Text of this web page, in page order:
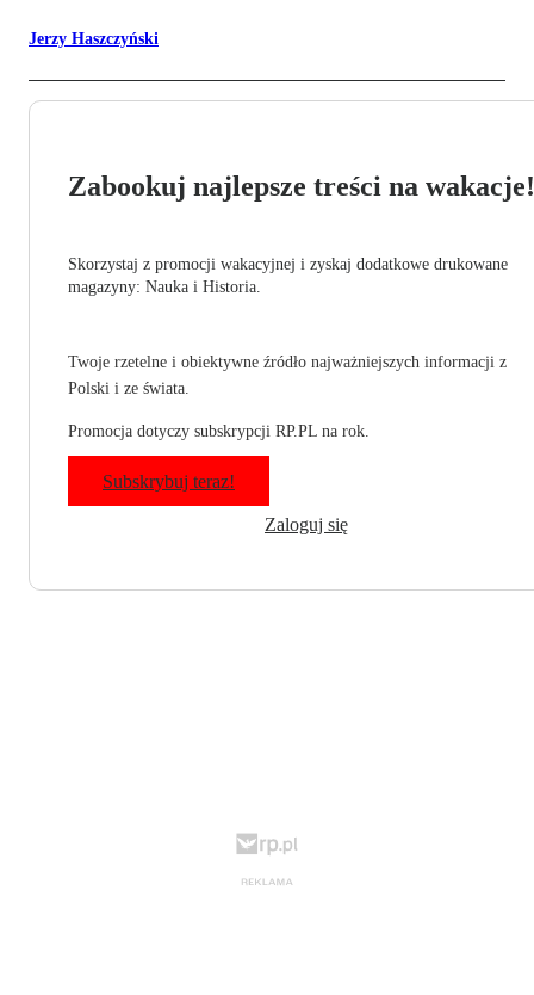
Jerzy Haszczyński
Zabookuj najlepsze treści na wakacje!
Skorzystaj z promocji wakacyjnej i zyskaj dodatkowe drukowane
magazyny: Nauka i Historia.
Twoje rzetelne i obiektywne źródło najważniejszych informacji z
Polski i ze świata.
Promocja dotyczy subskrypcji RP.PL na rok.
Subskrybuj teraz!
Zaloguj się